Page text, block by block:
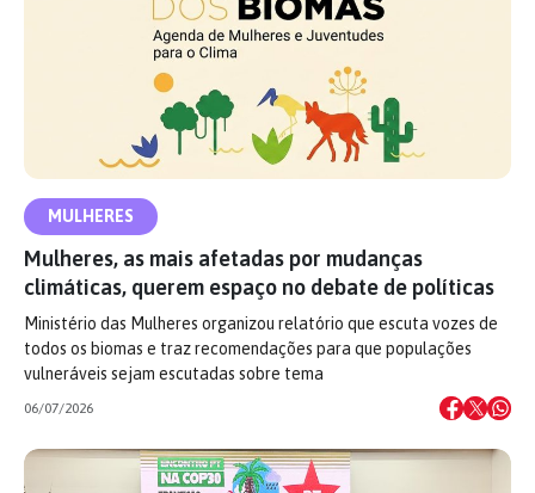
MULHERES
Mulheres, as mais afetadas por mudanças
climáticas, querem espaço no debate de políticas
Ministério das Mulheres organizou relatório que escuta vozes de
todos os biomas e traz recomendações para que populações
vulneráveis sejam escutadas sobre tema
06/07/2026